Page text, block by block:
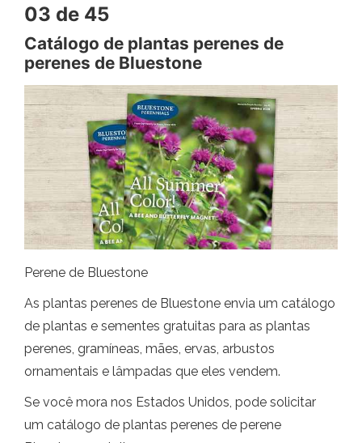
03 de 45
Catálogo de plantas perenes de
perenes de Bluestone
Perene de Bluestone
As plantas perenes de Bluestone envia um catálogo
de plantas e sementes gratuitas para as plantas
perenes, gramíneas, mães, ervas, arbustos
ornamentais e lâmpadas que eles vendem.
Se você mora nos Estados Unidos, pode solicitar
um catálogo de plantas perenes de perene